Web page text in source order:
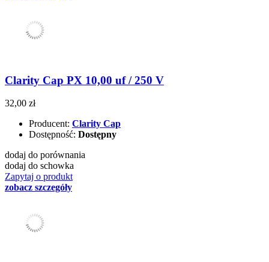
Clarity Cap PX 10,00 uf / 250 V
32,00 zł
Producent: Clarity Cap
Dostępność: Dostępny
dodaj do porównania
dodaj do schowka
Zapytaj o produkt
zobacz szczegóły